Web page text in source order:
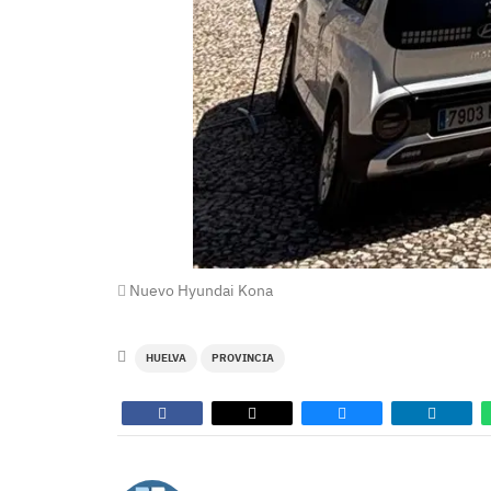
Nuevo Hyundai Kona
HUELVA PROVINCIA